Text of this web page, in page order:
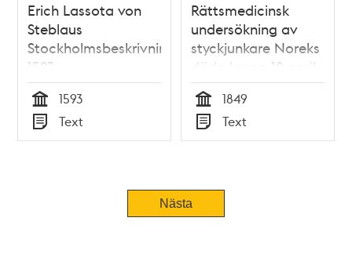
Erich Lassota von
Steblaus
Stockholmsbeskrivning
1593
Tid
1593
Typ
Text
Rättsmedicinsk
undersökning av
styckjunkare Noreks
döda kropp 12 april
1849
Tid
1849
Typ
Text
TidigareNästa